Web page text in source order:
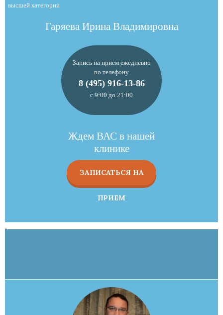
высшей категории
Гаряева Ирина Владимировна
Запись на прием ежедневно
по телефону
8 (495) 916-13-86
с 9:00 до 21:00
Ждем ВАС в нашей
клинике
ЗАПИСАТЬСЯ НА
ПРИЕМ